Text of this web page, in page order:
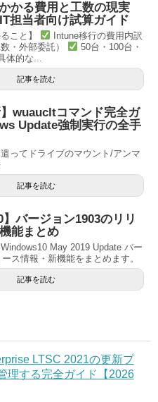
かる費用と工数の現実
当者向け試算ガイド
こと】
Intune移行の費用内訳
・外部委託）
50台・100台・
体的な...
記事を読む
】wuaucltコマンド完全ガ
Update強制実行の全手
ってドライブのマウント/アンマ
記事を読む
】バージョン1903のリリ
能まとめ
May 2019 Update バー
ス情報・新機能をまとめます。
記事を読む
LTSC 2021の更新プ
理する完全ガイド【2026